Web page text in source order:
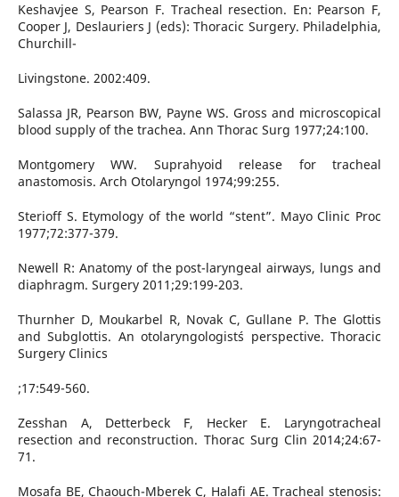
Keshavjee S, Pearson F. Tracheal resection. En: Pearson F,
Cooper J, Deslauriers J (eds): Thoracic Surgery. Philadelphia,
Churchill-
Livingstone. 2002:409.
Salassa JR, Pearson BW, Payne WS. Gross and microscopical
blood supply of the trachea. Ann Thorac Surg 1977;24:100.
Montgomery WW. Suprahyoid release for tracheal
anastomosis. Arch Otolaryngol 1974;99:255.
Sterioff S. Etymology of the world “stent”. Mayo Clinic Proc
1977;72:377-379.
Newell R: Anatomy of the post-laryngeal airways, lungs and
diaphragm. Surgery 2011;29:199-203.
Thurnher D, Moukarbel R, Novak C, Gullane P. The Glottis
and Subglottis. An otolaryngologist´s perspective. Thoracic
Surgery Clinics
;17:549-560.
Zesshan A, Detterbeck F, Hecker E. Laryngotracheal
resection and reconstruction. Thorac Surg Clin 2014;24:67-
71.
Mosafa BE, Chaouch-Mberek C, Halafi AE. Tracheal stenosis: